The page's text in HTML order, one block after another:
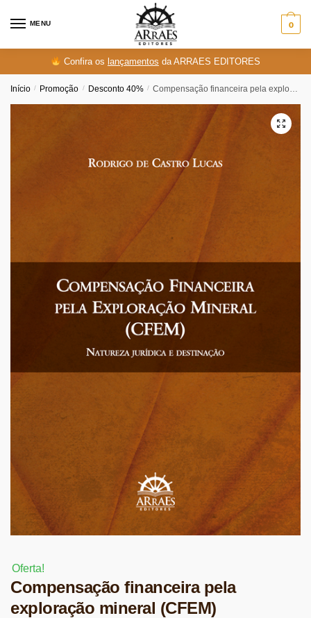
MENU 0
Confira os lançamentos da ARRAES EDITORES
Início / Promoção / Desconto 40% / Compensação financeira pela exploração mineral (CFEM)
Oferta!
Compensação financeira pela
exploração mineral (CFEM)